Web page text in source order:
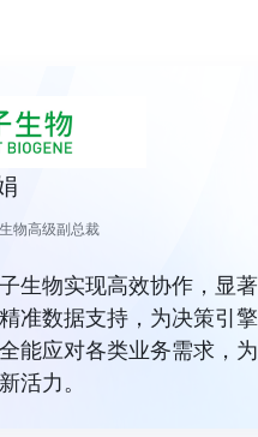
物高级副总裁
生物实现高效协作，显
准数据支持，为决策引
能应对各类业务需求，
活力。